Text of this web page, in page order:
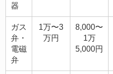
器
ガス
弁・
電磁
弁
1万〜3
万円
8,000〜
1万
5,000円